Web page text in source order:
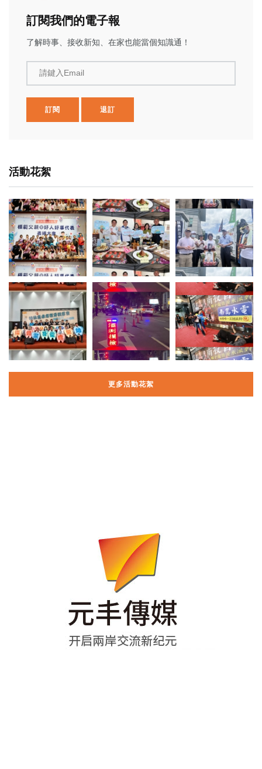
訂閱我們的電子報
了解時事、接收新知、在家也能當個知識通！
請鍵入Email
訂閱 退訂
活動花絮
更多活動花絮